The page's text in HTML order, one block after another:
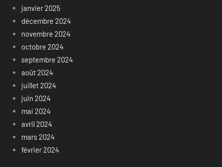
janvier 2025
décembre 2024
novembre 2024
octobre 2024
septembre 2024
août 2024
juillet 2024
juin 2024
mai 2024
avril 2024
mars 2024
février 2024